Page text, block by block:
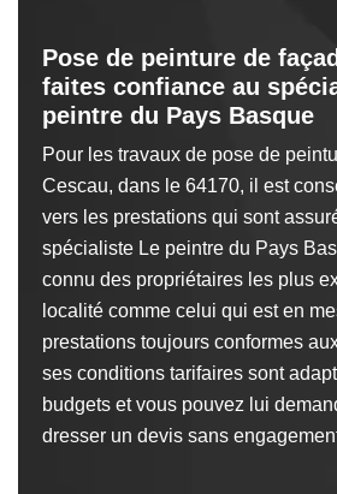
Pose de peinture de
faites confiance au
peintre du Pays Basque
Pour les travaux de pose de
Cescau, dans le 64170, il est
vers les prestations qui sont
spécialiste Le peintre du Pays
connu des propriétaires les plus
localité comme celui qui est en
prestations toujours conformes
ses conditions tarifaires sont
budgets et vous pouvez lui
dresser un devis sans